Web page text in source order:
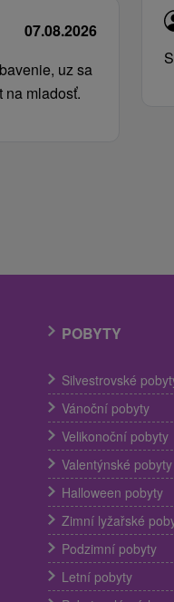
07.08.2026
uz sa
na mladosť.
POBYTY
Silvestrovské
Vánoční pobyty
Velikonoční pobyty
Valentýnské pobyty
Halloween pobyty
Zimní lyžařské
Podzimní pobyty
Letní pobyty